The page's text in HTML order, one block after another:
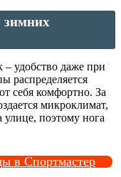
зимних
– удобство даже при
распределяется
себя комфортно. За
микроклимат,
поэтому нога
в Спортмастер